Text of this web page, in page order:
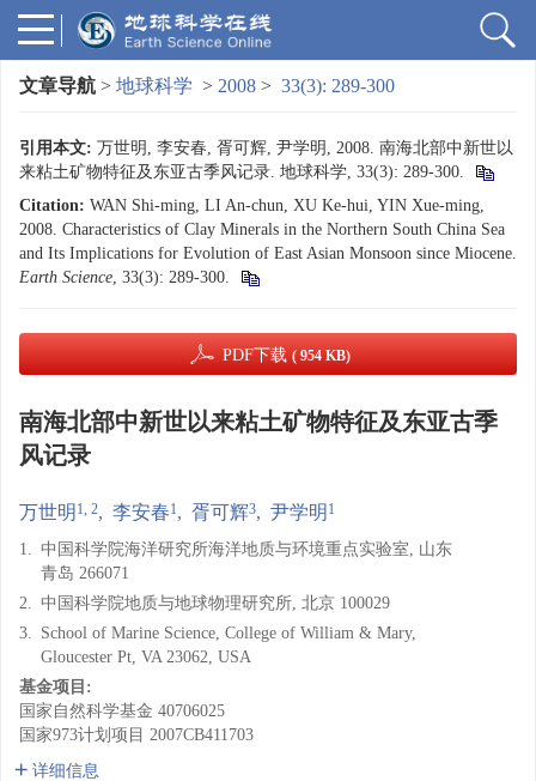
文章导航 > 地球科学 > 2008 > 33(3): 289-300
引用本文: 万世明, 李安春, 胥可辉, 尹学明, 2008. 南海北部中新世以
来粘土矿物特征及东亚古季风记录. 地球科学, 33(3): 289-300.
Citation: WAN Shi-ming, LI An-chun, XU Ke-hui, YIN Xue-ming,
2008. Characteristics of Clay Minerals in the Northern South China Sea
and Its Implications for Evolution of East Asian Monsoon since Miocene.
Earth Science, 33(3): 289-300.
PDF下载 ( 954 KB)
南海北部中新世以来粘土矿物特征及东亚古季
风记录
万世明 1, 2, 李安春1, 胥可辉3, 尹学明 1
1. 中国科学院海洋研究所海洋地质与环境重点实验室, 山东
青岛 266071
2. 中国科学院地质与地球物理研究所, 北京 100029
3. School of Marine Science, College of William & Mary,
Gloucester Pt, VA 23062, USA
基金项目:
国家自然科学基金 40706025
国家973计划项目 2007CB411703
详细信息